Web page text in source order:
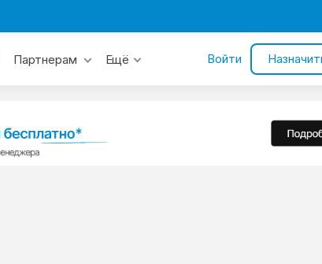
Партнерам Ещё Войти